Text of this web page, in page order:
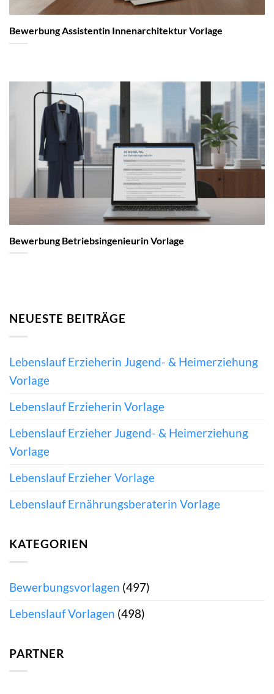
Bewerbung Assistentin Innenarchitektur Vorlage
Bewerbung Betriebsingenieurin Vorlage
NEUESTE BEITRÄGE
Lebenslauf Erzieherin Jugend- & Heimerziehung
Vorlage
Lebenslauf Erzieherin Vorlage
Lebenslauf Erzieher Jugend- & Heimerziehung
Vorlage
Lebenslauf Erzieher Vorlage
Lebenslauf Ernährungsberaterin Vorlage
KATEGORIEN
Bewerbungsvorlagen (497)
Lebenslauf Vorlagen (498)
PARTNER